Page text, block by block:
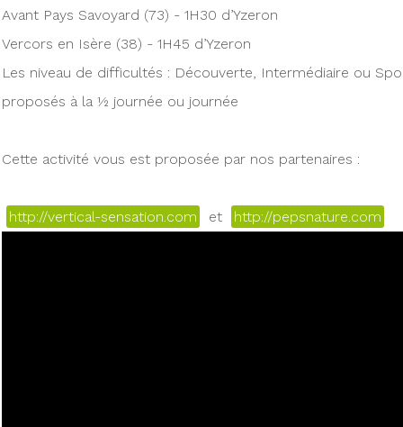
Avant Pays Savoyard (73) - 1H30 d’Yzeron
Vercors en Isère (38) - 1H45 d’Yzeron
Les niveau de difficultés : Découverte, Intermédiaire ou
proposés à la ½ journée ou journée
Cette activité vous est proposée par nos partenaires :
http://vertical-sensation.com et http://pepsnature.com